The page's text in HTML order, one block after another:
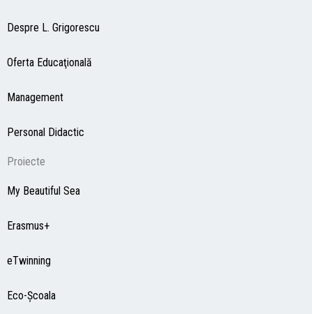
Despre L. Grigorescu
Oferta Educaţională
Management
Personal Didactic
Proiecte
My Beautiful Sea
Erasmus+
eTwinning
Eco-Şcoala